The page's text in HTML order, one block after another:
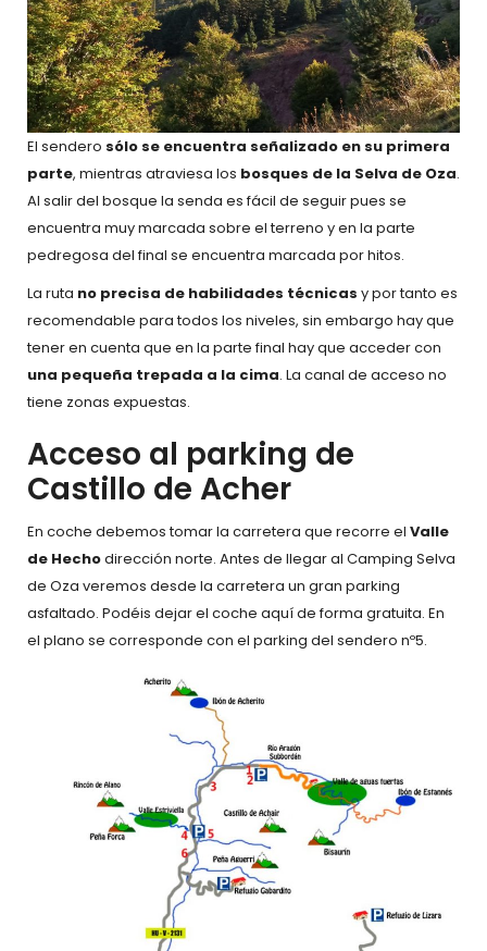
El sendero sólo se encuentra señalizado en su primera
parte, mientras atraviesa los bosques de la Selva de Oza.
Al salir del bosque la senda es fácil de seguir pues se
encuentra muy marcada sobre el terreno y en la parte
pedregosa del final se encuentra marcada por hitos.
La ruta no precisa de habilidades técnicas y por tanto es
recomendable para todos los niveles, sin embargo hay que
tener en cuenta que en la parte final hay que acceder con
una pequeña trepada a la cima. La canal de acceso no
tiene zonas expuestas.
Acceso al parking de
Castillo de Acher
En coche debemos tomar la carretera que recorre el Valle
de Hechodirección norte. Antes de llegar al Camping Selva
de Oza veremos desde la carretera un gran parking
asfaltado. Podéis dejar el coche aquí de forma gratuita. En
el plano se corresponde con el parking del sendero nº5.